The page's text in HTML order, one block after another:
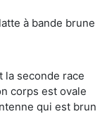
à bande brune
la seconde race
corps est ovale
qui est brun